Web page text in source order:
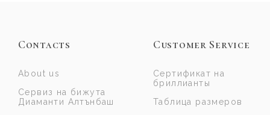
Contacts
About us
Сервиз на бижута
Диаманти Алтънбаш
Customer Service
Сертификат на
бриллианты
Таблица размеров